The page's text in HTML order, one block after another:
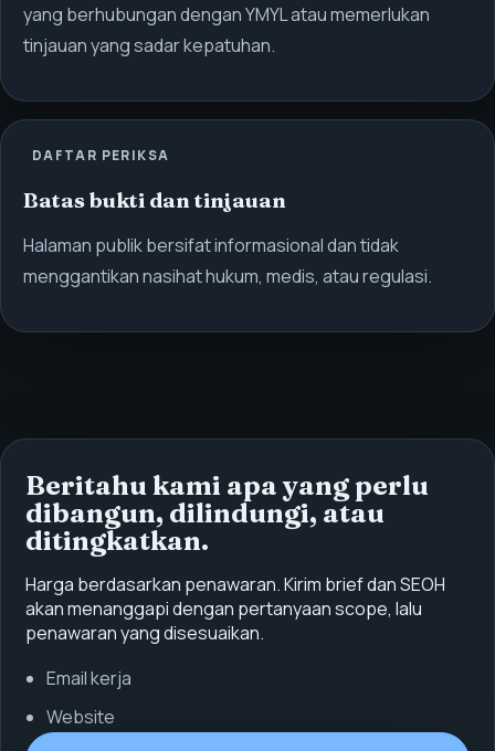
yang berhubungan dengan YMYL atau memerlukan
tinjauan yang sadar kepatuhan.
DAFTAR PERIKSA
Batas bukti dan tinjauan
Halaman publik bersifat informasional dan tidak
menggantikan nasihat hukum, medis, atau regulasi.
Beritahu kami apa yang perlu
dibangun, dilindungi, atau
ditingkatkan.
Harga berdasarkan penawaran. Kirim brief dan SEOH
akan menanggapi dengan pertanyaan scope, lalu
penawaran yang disesuaikan.
Email kerja
Website